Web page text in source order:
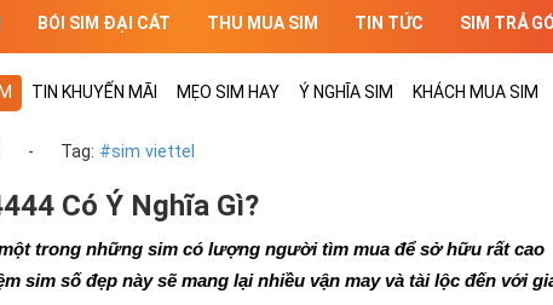
BÓI SIM ĐẠI CÁT THU MUA SIM TIN TỨC SIM TRẢ
TIN KHUYẾN MÃI MẸO SIM HAY Ý NGHĨA SIM KHÁCH MUA SIM
- Tag: #sim viettel
Có Ý Nghĩa Gì?
trong những sim có lượng người tìm mua để sở hữu rất cao
sim số đẹp này sẽ mang lại nhiều vận may và tài lộc đến với